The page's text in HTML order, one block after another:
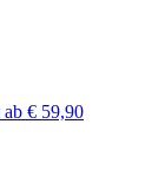
ab € 59,90